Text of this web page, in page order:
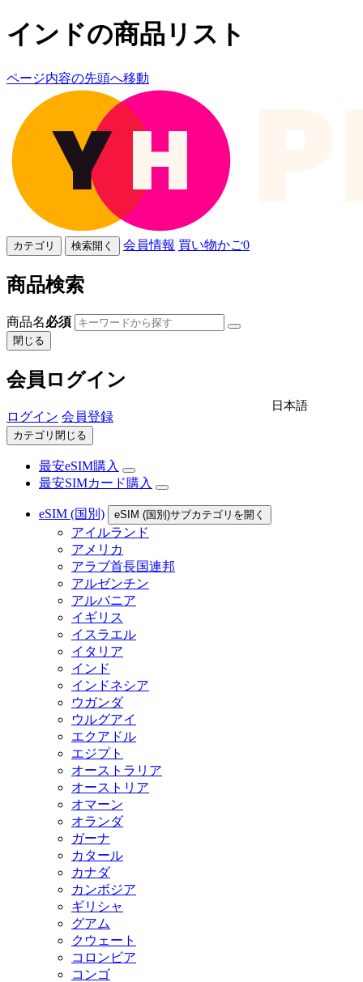
インドの商品リスト
ページ内容の先頭へ移動
カテゴリ 検索開く 会員情報 買い物かご0
商品検索
商品名必須
閉じる
会員ログイン
ログイン 会員登録
日本語
カテゴリ閉じる
最安eSIM購入
最安SIMカード購入
eSIM (国別) eSIM (国別)サブカテゴリを開く
アイルランド
アメリカ
アラブ首長国連邦
アルゼンチン
アルバニア
イギリス
イスラエル
イタリア
インド
インドネシア
ウガンダ
ウルグアイ
エクアドル
エジプト
オーストラリア
オーストリア
オマーン
オランダ
ガーナ
カタール
カナダ
カンボジア
ギリシャ
グアム
クウェート
コロンビア
コンゴ